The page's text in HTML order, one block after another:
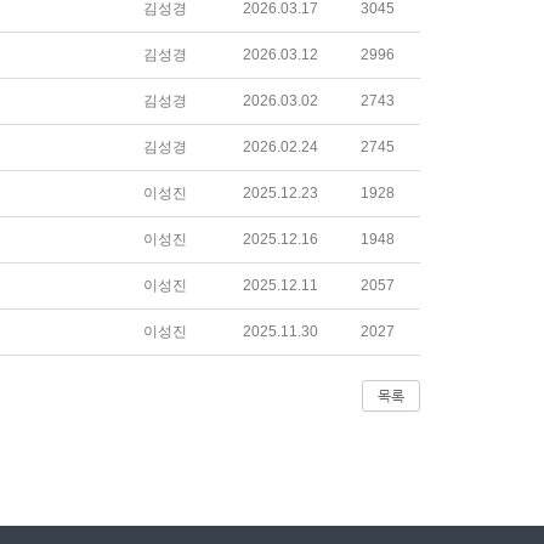
김성경 2026.03.17 3045
김성경 2026.03.12 2996
김성경 2026.03.02 2743
김성경 2026.02.24 2745
이성진 2025.12.23 1928
이성진 2025.12.16 1948
이성진 2025.12.11 2057
이성진 2025.11.30 2027
목록